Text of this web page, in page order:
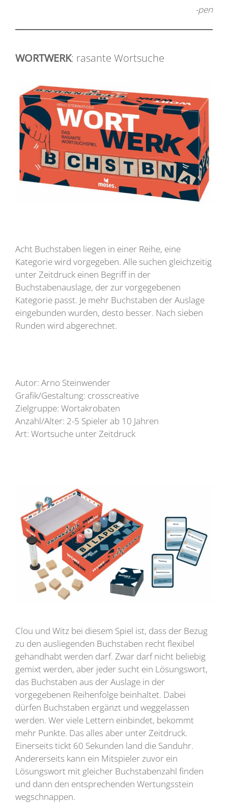
-pen
WORTWERK: rasante Wortsuche
Acht Buchstaben liegen in einer Reihe, eine
Kategorie wird vorgegeben. Alle suchen gleichzeitig
unter Zeitdruck einen Begriff in der
Buchstabenauslage, der zur vorgegebenen
Kategorie passt. Je mehr Buchstaben der Auslage
eingebunden wurden, desto besser. Nach sieben
Runden wird abgerechnet.
Autor: Arno Steinwender
Grafik/Gestaltung: crosscreative
Zielgruppe: Wortakrobaten
Anzahl/Alter: 2-5 Spieler ab 10 Jahren
Art: Wortsuche unter Zeitdruck
Clou und Witz bei diesem Spiel ist, dass der Bezug
zu den ausliegenden Buchstaben recht flexibel
gehandhabt werden darf. Zwar darf nicht beliebig
gemixt werden, aber jeder sucht ein Lösungswort,
das Buchstaben aus der Auslage in der
vorgegebenen Reihenfolge beinhaltet. Dabei
dürfen Buchstaben ergänzt und weggelassen
werden. Wer viele Lettern einbindet, bekommt
mehr Punkte. Das alles aber unter Zeitdruck.
Einerseits tickt 60 Sekunden land die Sanduhr.
Andererseits kann ein Mitspieler zuvor ein
Lösungswort mit gleicher Buchstabenzahl finden
und dann den entsprechenden Wertungsstein
wegschnappen.